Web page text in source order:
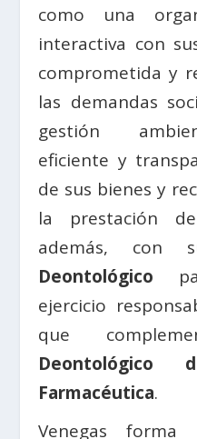
como una
interactiva con
comprometida y
las demandas
gestión
eficiente y
de sus bienes y
la prestación
además, con
Deontológico
ejercicio
que
Farmacéutica.
Venegas